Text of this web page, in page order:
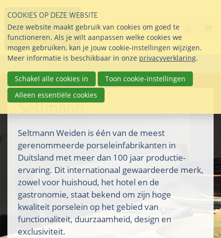
links
over
Direct
naar
inhoud
Direct
naar
het
info@seltmann-
Stel uw vraag
085 76 07 000
Search
Menu
Seltmann
Seltmann Weiden is één van de meest
gerenommeerde porseleinfabrikanten in
Duitsland met meer dan 100 jaar productie-
ervaring. Dit internationaal gewaardeerde merk,
zowel voor huishoud, het hotel en de
gastronomie, staat bekend om zijn hoge
kwaliteit porselein op het gebied van
functionaliteit, duurzaamheid, design en
exclusiviteit.
COOKIES OP DEZE WEBSITE
Deze website maakt gebruik van cookies om goed te
functioneren. Als je wilt aanpassen welke cookies we
mogen gebruiken, kan je jouw cookie-instellingen wijzigen.
Meer informatie is beschikbaar in onze privacyverklaring.
Schakel alle cookies in
Toon cookie-instellingen
Alleen essentiële cookies